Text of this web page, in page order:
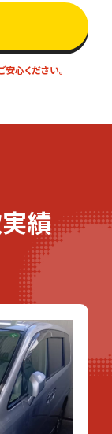
心ください。
績